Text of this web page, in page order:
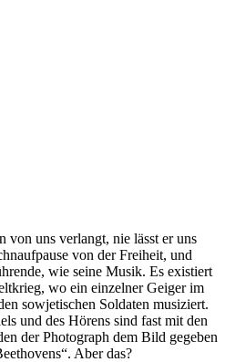
von uns verlangt, nie lässt er uns
von der Freiheit, und
wie seine Musik. Es existiert
wo ein einzelner Geiger im
sowjetischen Soldaten musiziert.
und des Hörens sind fast mit den
der Photograph dem Bild gegeben
Aber das?